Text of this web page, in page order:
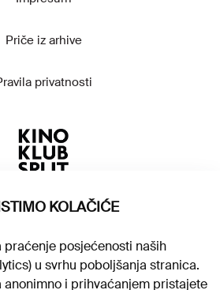
Priče iz arhive
privatnosti
KOLAČIĆE
posjećenosti naših
u svrhu poboljšanja stranica.
i prihvaćanjem pristajete